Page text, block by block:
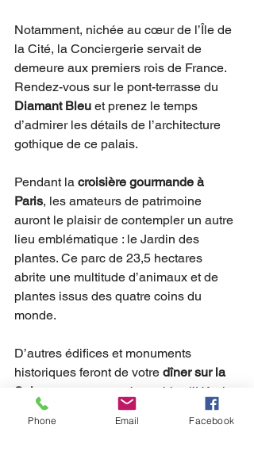
Notamment, nichée au cœur de l’Île de
la Cité, la Conciergerie servait de
demeure aux premiers rois de France.
Rendez-vous sur le pont-terrasse du
Diamant Bleu et prenez le temps
d’admirer les détails de l’architecture
gothique de ce palais.
Pendant la croisière gourmande à
Paris, les amateurs de patrimoine
auront le plaisir de contempler un autre
lieu emblématique : le Jardin des
plantes. Ce parc de 23,5 hectares
abrite une multitude d’animaux et de
plantes issus des quatre coins du
monde.
D’autres édifices et monuments
historiques feront de votre dîner sur la
Seine
un moment mémorable : l’Hôtel
de Ville, le Grand Palais, la place de la
Concorde et, bien sûr, la Tour Eiffel
Phone Email Facebook